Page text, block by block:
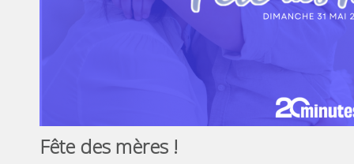
Fête des mères !